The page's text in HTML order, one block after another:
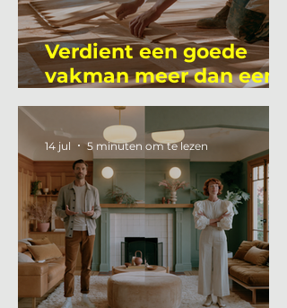
Verdient een goede
vakman meer dan een
gemiddelde
academicus?
14 jul 5 minuten om te lezen